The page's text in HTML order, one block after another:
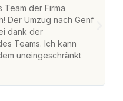
Team der Firma
Der Umzug nach Genf
dank der
Teams. Ich kann
uneingeschränkt